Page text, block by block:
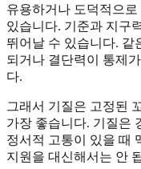
유용하거나 도덕적으
있습니다. 기준과 지구
뛰어날 수 있습니다. 같
되거나 결단력이 통제
다.
그래서 기질은 고정된
가장 좋습니다. 기질은
정서적 고통이 있을 때
지원을 대신해서는 안